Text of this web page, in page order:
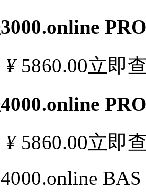
PRO
¥ 5860.00立即
PRO
¥ 5860.00立即
BAS